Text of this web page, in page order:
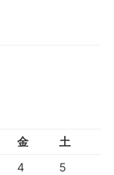
金
土
4
5